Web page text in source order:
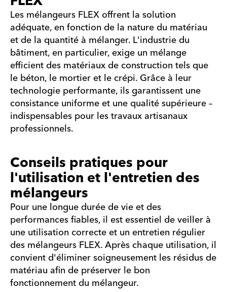
Les mélangeurs FLEX offrent la solution
adéquate, en fonction de la nature du matériau
et de la quantité à mélanger. L'industrie du
bâtiment, en particulier, exige un mélange
efficient des matériaux de construction tels que
le béton, le mortier et le crépi. Grâce à leur
technologie performante, ils garantissent une
consistance uniforme et une qualité supérieure –
indispensables pour les travaux artisanaux
professionnels.
Conseils pratiques pour
l'utilisation et l'entretien des
mélangeurs
Pour une longue durée de vie et des
performances fiables, il est essentiel de veiller à
une utilisation correcte et un entretien régulier
des mélangeurs FLEX. Après chaque utilisation, il
convient d'éliminer soigneusement les résidus de
matériau afin de préserver le bon
fonctionnement du mélangeur.